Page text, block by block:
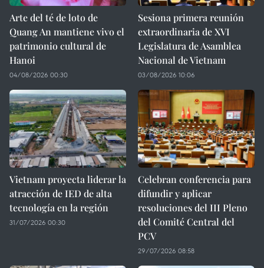
Arte del té de loto de
Quang An mantiene vivo el
patrimonio cultural de
Hanoi
04/08/2026 00:30
Sesiona primera reunión
extraordinaria de XVI
Legislatura de Asamblea
Nacional de Vietnam
03/08/2026 10:06
Vietnam proyecta liderar la
atracción de IED de alta
tecnología en la región
31/07/2026 00:30
Celebran conferencia para
difundir y aplicar
resoluciones del III Pleno
del Comité Central del
PCV
29/07/2026 08:58